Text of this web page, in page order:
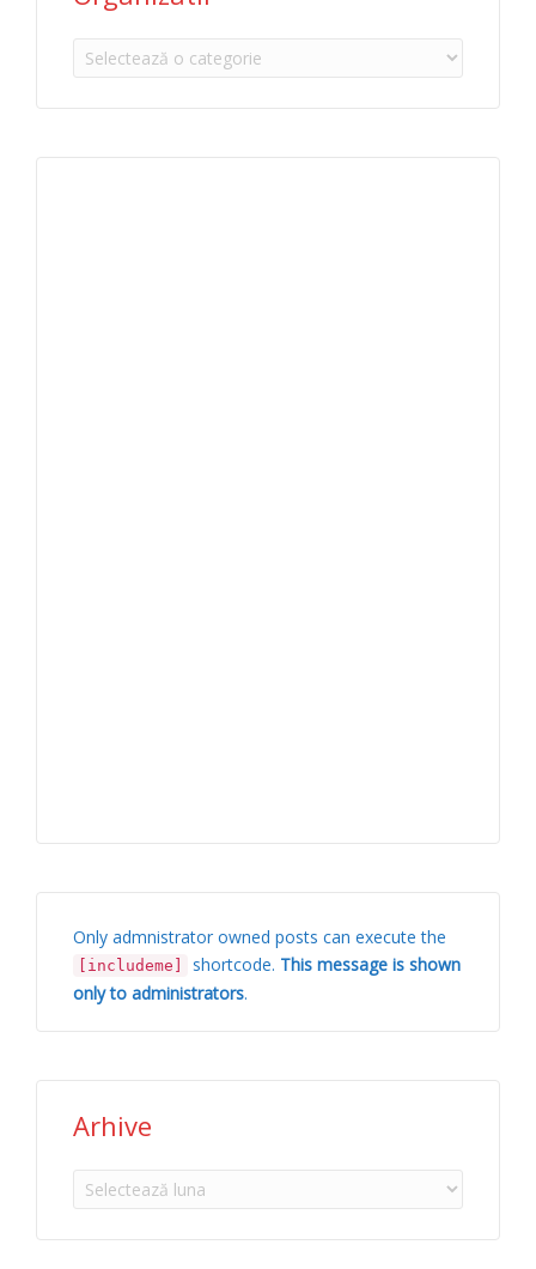
Organizatii
Only admnistrator owned posts can execute the
[includeme] shortcode. This message is shown
only to administrators.
Arhive
Arhive